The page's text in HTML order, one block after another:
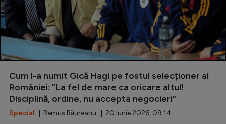
Cum l-a numit Gică Hagi pe fostul selecționer al
României: ”La fel de mare ca oricare altul!
Disciplină, ordine, nu accepta negocieri”
Special | Remus Răureanu | 20 Iunie 2026, 09:14